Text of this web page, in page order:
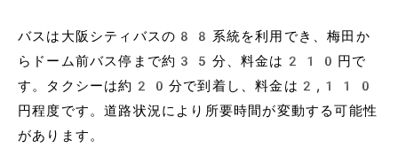
バスは大阪シティバスの88系統を利用でき、梅田か
らドーム前バス停まで約35分、料金は210円で
す。タクシーは約20分で到着し、料金は2,110
円程度です。道路状況により所要時間が変動する可能性
があります。